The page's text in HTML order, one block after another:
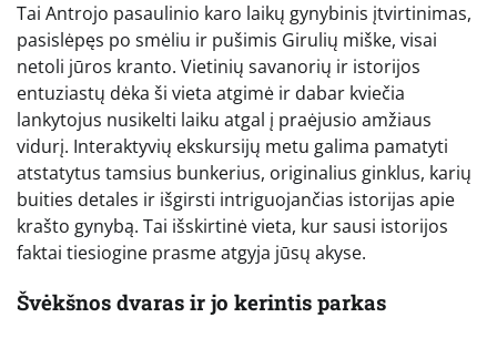
Tai Antrojo pasaulinio karo laikų gynybinis įtvirtinimas,
pasislėpęs po smėliu ir pušimis Girulių miške, visai
netoli jūros kranto. Vietinių savanorių ir istorijos
entuziastų dėka ši vieta atgimė ir dabar kviečia
lankytojus nusikelti laiku atgal į praėjusio amžiaus
vidurį. Interaktyvių ekskursijų metu galima pamatyti
atstatytus tamsius bunkerius, originalius ginklus, karių
buities detales ir išgirsti intriguojančias istorijas apie
krašto gynybą. Tai išskirtinė vieta, kur sausi istorijos
faktai tiesiogine prasme atgyja jūsų akyse.
Švėkšnos dvaras ir jo kerintis parkas